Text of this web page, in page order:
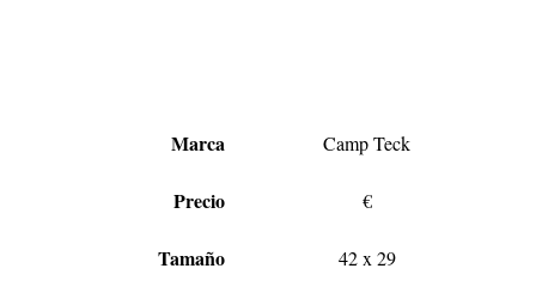
Marca Camp Teck
Precio €
Tamaño 42 x 29